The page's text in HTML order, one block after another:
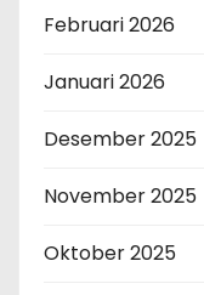
Februari 2026
Januari 2026
Desember 2025
November 2025
Oktober 2025